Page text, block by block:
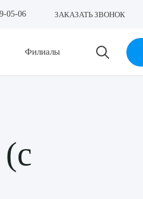
05-06 ЗАКАЗАТЬ ЗВОНОК
Филиалы